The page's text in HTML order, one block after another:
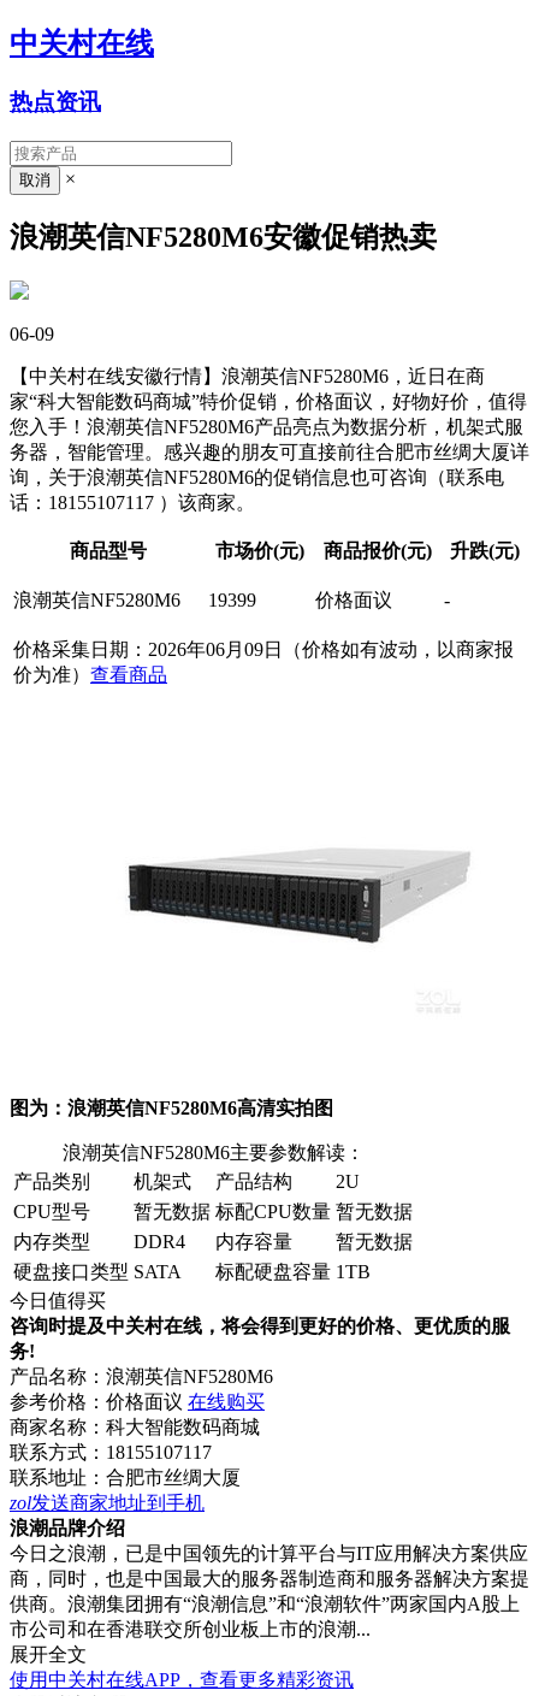
中关村在线
热点资讯
×
浪潮英信NF5280M6安徽促销热卖
06-09
【中关村在线安徽行情】浪潮英信NF5280M6，近日在商
家“科大智能数码商城”特价促销，价格面议，好物好价，值得
您入手！浪潮英信NF5280M6产品亮点为数据分析，机架式服
务器，智能管理。感兴趣的朋友可直接前往合肥市丝绸大厦详
询，关于浪潮英信NF5280M6的促销信息也可咨询（联系电
话：18155107117 ）该商家。
商品型号 市场价(元) 商品报价(元) 升跌(元)
浪潮英信NF5280M6 19399 价格面议 -
价格采集日期：2026年06月09日（价格如有波动，以商家报
价为准） 查看商品
图为：浪潮英信NF5280M6高清实拍图
浪潮英信NF5280M6主要参数解读：
产品类别
机架式 产品结构
2U
CPU型号
暂无数据 标配CPU数量 暂无数据
内存类型
DDR4 内存容量
暂无数据
硬盘接口类型 SATA 标配硬盘容量 1TB
今日值得买
咨询时提及中关村在线，将会得到更好的价格、更优质的服
务!
产品名称： 浪潮英信NF5280M6
参考价格： 价格面议 在线购买
商家名称： 科大智能数码商城
联系方式： 18155107117
联系地址： 合肥市丝绸大厦
zol发送商家地址到手机
浪潮品牌介绍
今日之浪潮，已是中国领先的计算平台与IT应用解决方案供应
商，同时，也是中国最大的服务器制造商和服务器解决方案提
供商。浪潮集团拥有“浪潮信息”和“浪潮软件”两家国内A股上
市公司和在香港联交所创业板上市的浪潮...
展开全文
使用中关村在线APP，查看更多精彩资讯